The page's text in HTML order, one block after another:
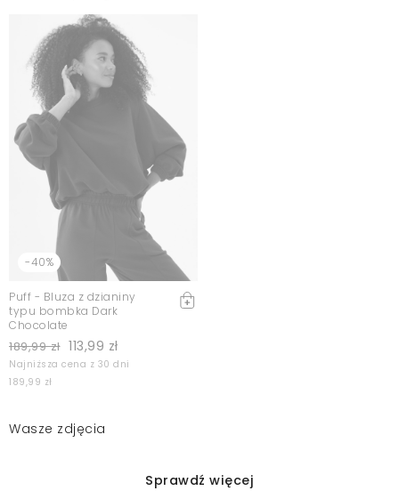
-40%
Puff - Bluza z dzianiny
typu bombka Dark
Chocolate
189,99 zł 113,99 zł
Najniższa cena z 30 dni
189,99 zł
Wasze zdjęcia
Sprawdź więcej